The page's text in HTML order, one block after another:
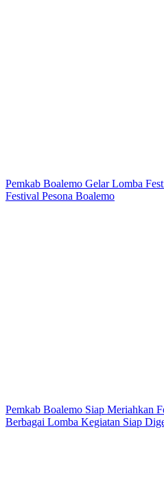
Pemkab Boalemo Gelar Lomba
Festival Pesona Boalemo
Pemkab Boalemo Siap Meriahkan
Berbagai Lomba Kegiatan Siap